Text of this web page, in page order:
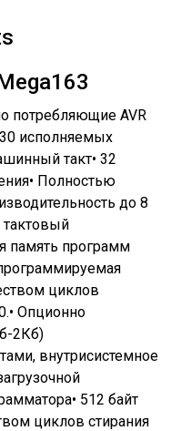
потребляющие AVR
исполняемых
такт• 32
Полностью
до 8
память программ
циклов
Опционно
2Кб)
внутрисистемное
512 байт
циклов стирания